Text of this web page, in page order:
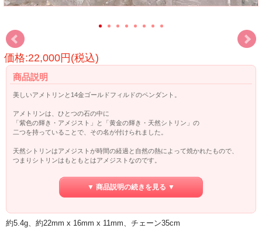
価格:22,000円(税込)
商品説明
美しいアメトリンと14金ゴールドフィルドのペンダント。
アメトリンは、ひとつの石の中に
「紫色の輝き・アメジスト」と「黄金の輝き・天然シトリン」の
二つを持っていることで、その名が付けられました。
天然シトリンはアメジストが時間の経過と自然の熱によって焼かれたもので、
つまりシトリンはもともとはアメジストなのです。
アメトリンは、アメジストの持つ内観・調和・癒しのエネルギーと、
シトリンの持つ循環・浄化のエネルギーを完全に統合して
バランスのとれた状態へと導き、
▼ 商品説明の続きを見る ▼
約5.4g、約22mm x 16mm x 11mm、チェーン35cm